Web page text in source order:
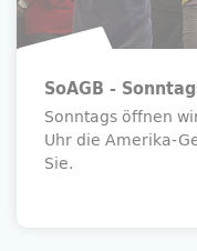
SoAGB -
Sonntags öffnen
Uhr die Amerika-
Sie.